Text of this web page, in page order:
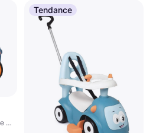
1
Tendance